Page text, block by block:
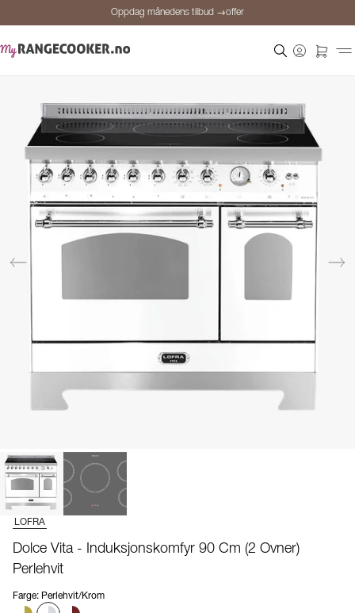
Oppdag månedens tilbud →offer
Personlig rådgivning
Oppdag månedens tilbud →offer
LOFRA
Dolce Vita - Induksjonskomfyr 90 Cm (2 Ovner)
Perlehvit
Farge: Perlehvit/Krom